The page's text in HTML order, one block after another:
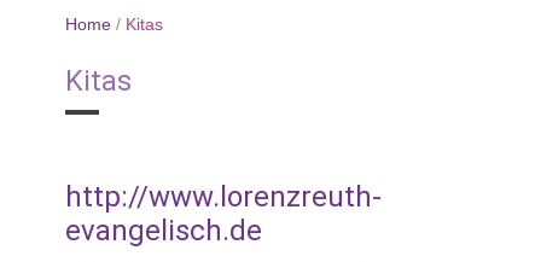
Home / Kitas
Kitas
http://www.lorenzreuth-
evangelisch.de